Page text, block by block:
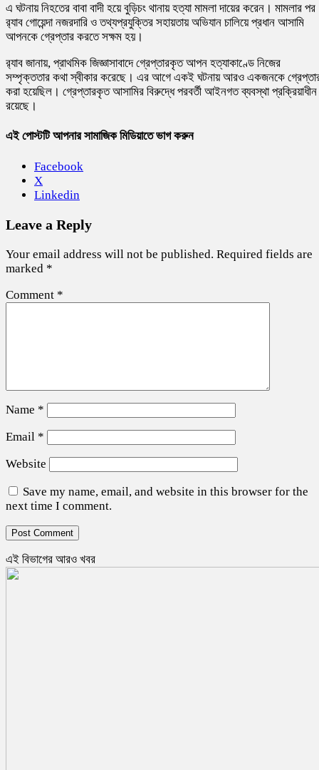
এ ঘটনায় নিহতের বাবা বাদী হয়ে বুড়িচং থানায় হত্যা মামলা দায়ের করেন। মামলার পর
র‍্যাব গোয়েন্দা নজরদারি ও তথ্যপ্রযুক্তির সহায়তায় অভিযান চালিয়ে প্রধান আসামি
আপনকে গ্রেপ্তার করতে সক্ষম হয়।
র‍্যাব জানায়, প্রাথমিক জিজ্ঞাসাবাদে গ্রেপ্তারকৃত আপন হত্যাকাণ্ডে নিজের
সম্পৃক্ততার কথা স্বীকার করেছে। এর আগে একই ঘটনায় আরও একজনকে
করা হয়েছিল। গ্রেপ্তারকৃত আসামির বিরুদ্ধে পরবর্তী আইনগত ব্যবস্থা প্রক্রিয়াধীন
রয়েছে।
এই পোস্টটি আপনার সামাজিক মিডিয়াতে ভাগ করুন
Facebook
X
Linkedin
Leave a Reply
Your email address will not be published. Required fields are
marked *
Comment *
Name *
Email *
Website
Save my name, email, and website in this browser for the
next time I comment.
এই বিভাগের আরও খবর